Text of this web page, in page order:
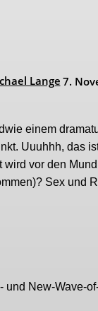
Lange7.
einem
Uuuhhh, das
vor den
Sex und
und New-Wave-